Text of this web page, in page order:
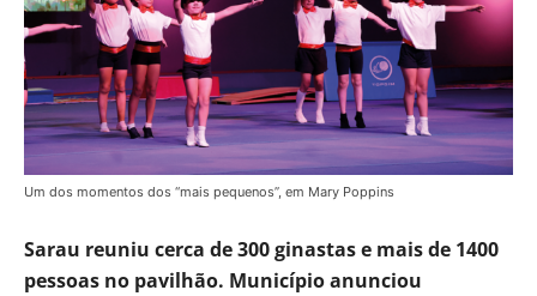
Um dos momentos dos “mais pequenos”, em Mary Poppins
Sarau reuniu cerca de 300 ginastas e mais de 1400
pessoas no pavilhão. Município anunciou